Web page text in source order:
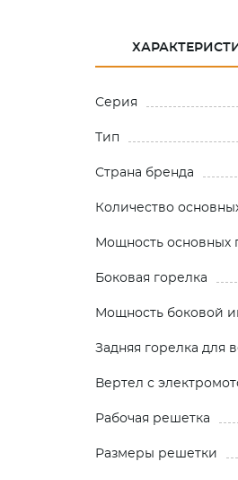
Серия
Тип
Страна бренда
Количество
Мощность основных
Боковая горелка
Мощность боковой
Задняя горелка для
Вертел с
Рабочая решетка
Размеры решетки